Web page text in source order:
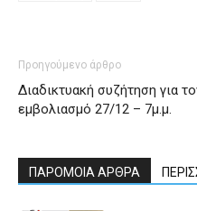
Προηγούμενο άρθρο
Διαδικτυακή συζήτηση για
εμβολιασμό 27/12 – 7μ.μ.
ΠΑΡΟΜΟΙΑ ΑΡΘΡΑ